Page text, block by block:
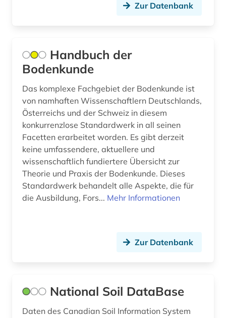
Zur Datenbank
Handbuch der
Bodenkunde
Das komplexe Fachgebiet der Bodenkunde ist
von namhaften Wissenschaftlern Deutschlands,
Österreichs und der Schweiz in diesem
konkurrenzlose Standardwerk in all seinen
Facetten erarbeitet worden. Es gibt derzeit
keine umfassendere, aktuellere und
wissenschaftlich fundiertere Übersicht zur
Theorie und Praxis der Bodenkunde. Dieses
Standardwerk behandelt alle Aspekte, die für
die Ausbildung, Fors... Mehr Informationen
Zur Datenbank
National Soil DataBase
Daten des Canadian Soil Information System